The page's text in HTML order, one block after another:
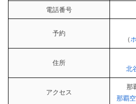
電話番号
予約
（
住所
北
アクセス
那
那覇